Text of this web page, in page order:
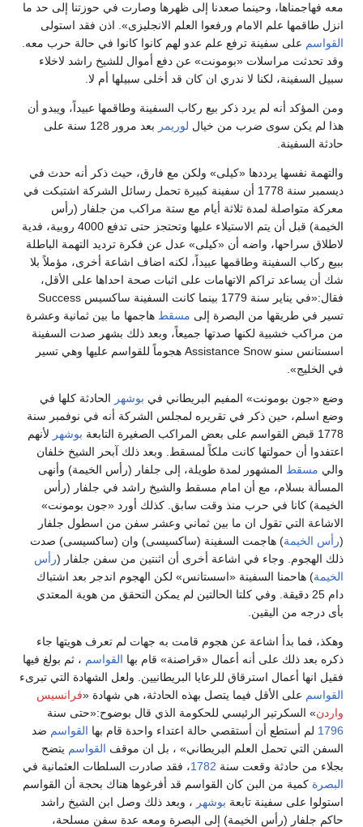
معه فهاجمناها، وحينما صعدنا إلى ظهرها وصارت في حوزتنا إلى حد ما
انزل طاقمها علم الامام ورفعوا العلم الانجليزى». اذن فقد استولى
القواسم على سفينة ترفع علم عدو لهم كانوا كانوا في حالة حرب معه.
وقد تحدثت مراسلات «بومونت» عن دفع أموال للشيخ راشد لاخلاء
سبيل السفينة، لكنا لا ندري ان كان قد أخلى سبيلها أم لا.
ومن المؤكد أنه لم يرد ذكر بيع ركاب السفينة وطاقمها عبيداً، ويبدو أن
هذا لم يكن سوى ضرب من خيال لوريمر
بعد مرور 128 سنة على
حادثة السفينة.
والتهمة نفسها يرددها «كيلى» ولكن مع فارق، حيث ذكر أنه حدث في
ديسمبر سنة 1778 أن سفينة كبيرة تحمل رسائل الشركة اشتبكت في
معركة متواصلة لمدة ثلاثة أيام مع ستة مراكب من جلفار (رأس
الخيمة) قبل أن يتم الاستيلاء عليها وتحتجز حتى تدفع 4000 روبية، فدية
لاطلاق سراحها، واضه أن «كيلى» عدل عن فكرة ترديد التهمة الباطلة
ببيع ركاب السفينة وطاقمها عبيداً، لكنه اضاف اشاعة أخرى، مؤملاً بلا
شك أن يساعد تراكم الاتهامات على اثبات صحة احداها على الأقل،
فقال:«في يناير سنة 1779 بينما كانت السفينة ساكسيس Success
تسير في طريقها من البصرة إلى مسقط هاجمها ما بين ثمانية وعشرة
من مراكب خشبية لكنها صدتها جميعاً، وبعد ذلك بشهر صدت السفينة
اسستانس سنو Assistance Snow هجوماً للقواسم عليها وهي تسير
في الخليج».
وضع «جون بومونت» المفيم البريطاني في بوشهر الحادثة كلها في
وضع اسلم، حين ذكر في تقريره لمجلس الشركة أنه في نوفمبر سنة
1778 قبض القواسم على بعض المراكب الصغيرة التابعة
بوشهر لأنهم
اعتفدوا أن حمولتها كانت ملكاً لمسقط. وبعد ذلك آبحر الشيخ خلفان
والي مسقط المشهور لمدة طويلة، إلى جلفار (رأس الخيمة) وأنهى
المسألة بسلام، مع أن امام مسقط والشيخ راشد في جلفار (رأس
الخيمة) كانا في حرب منذ وقت سابق. كذلك أورد «جون بومونت»
الاشاعة التي تقول ان ما بين ثماني وعشر سفن من اسطول جلفار
(رأس الخيمة) هاجمت السفينة (ساكسيسى) وان (ساكسيسى) صدت
ذلك الهجوم. وجاء في اشاعة أخرى أن اثنتين من سفن جلفار (رأس
الخيمة) هاحمنا السفينة «اسستانس» لكن الهجوم اندجر بعد اشتباك
دام 25 دقيقة. وفي كلتا الحالتين لم يمكن التحقق من هوية المعتدي
بأى درجه من اليقين.
وهكذ، فما بدأ اشاعة عن هجوم قامت به جهات لم تعرف هويتها جاء
ذكره بعد ذلك على أنه أعمال «قراصنة» قام بها القواسم ، ثم بولغ فيها
فقيل انها أعمال استرقاق للرعايا البريطانيين. ولعل الشهادة التي تبرىء
القواسم على الأقل فيما يتصل بهذه الحادثة، هي شهادة «فرانسيس
واردن» السكرتير الرئيسي للحكومة الذي قال بوضوح:«حتى سنة
1796 لم أستطع أن أستقصي حالة اعتداء واحدة قام بها القواسم ضد
السفن التي تحمل العلم البريطاني» ، بل ان موقف القواسم يتضح
بجلاء من حادثة وقعت سنة 1782، فقد صادرت السلطات العثمانية في
البصرة كمية من البن كان القواسم قد أفرغوها هناك بحجة أن القواسم
استولوا على سفينة تابعة بوشهر ، وبعد ذلك وصل ابن الشيخ راشد
حاكم جلفار (رأس الخيمة) إلى البصرة ومعه عدة سفن مسلحة،